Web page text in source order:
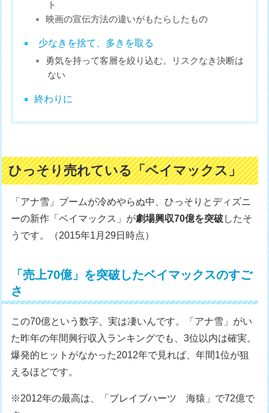
ト
映画の宣伝方法の違いがもたらしたもの
少なきを捨て、多きを取る
勇気を持って客層を絞り込む。リスクなき決断は
ない
終わりに
ひっそり売れている「ベイマックス」
「アナ雪」ブームが冷めやらぬ中、ひっそりとディズニ
ーの新作「ベイマックス」が劇場興収70億を突破したそ
うです。（2015年1月29日時点）
「売上70億」を突破したベイマックスのすご
さ
この70億という数字、実は凄いんです。「アナ雪」がい
た昨年の年間興行収入ランキングでも、3位以内は確実。
爆発的ヒットがなかった2012年で見れば、年間1位が狙
えるほどです。
※2012年の最高は、「ブレイブハーツ 海猿」で72億で